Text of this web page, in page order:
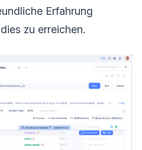
Erfahrung
zu erreichen.